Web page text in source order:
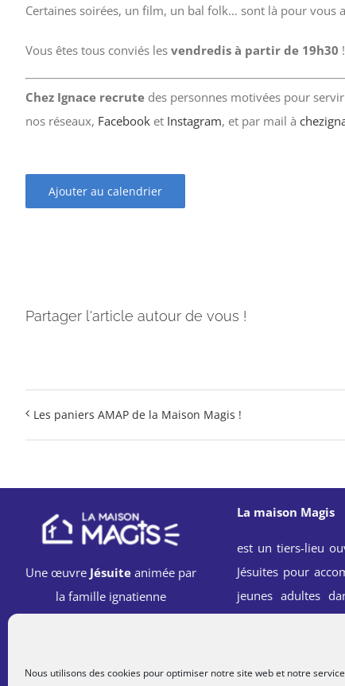
Nous utilisons des cookies pour optimiser notre site web et notre
Certaines soirées, un film, un bal folk… sont là pour vous
Vous êtes tous conviés les vendredis à partir de 19h30 !
Chez Ignace recrute des personnes motivées pour
nos réseaux, Facebook et Instagram, et par mail à
Ajouter au calendrier
Partager l'article autour de vous !
Les paniers AMAP de la Maison Magis !
Une œuvre Jésuiteanimée par
la famille ignatienne
La maison Magis
est un tiers-lieu
Jésuites pour
jeunes adultes
spirituelle,
Ignace.